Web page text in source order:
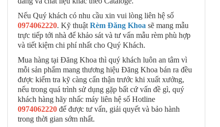
Nếu Quý khách có nhu cầu xin vui lòng liên hệ số
0974062220. Kỹ thuật Rèm Đăng Khoa sẽ mang mẫu
trực tiếp tới nhà để khảo sát và tư vấn mẫu rèm phù hợp
và tiết kiệm chi phí nhất cho Quý Khách.
Mua hàng tại Đăng Khoa thì quý khách luôn an tâm vì
mỗi sản phẩm mang thương hiệu Đăng Khoa bán ra đều
được kiểm tra kỹ càng cẩn thận trước khi xuất xưởng,
nếu trong quá trình sử dụng gặp bất cứ vấn đề gì, quý
khách hàng hãy nhấc máy liên hệ số Hotline
0974062220 để được tư vấn, giải quyết và bảo hành
trong thời gian sớm nhất.